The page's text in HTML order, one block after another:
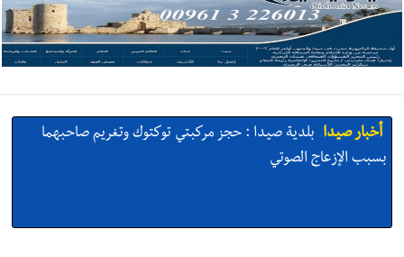
أخبار صيدا بلدية صيدا : حجز مركبتي توكتوك وتغريم صاحبهما
بسبب الإزعاج الصوتي